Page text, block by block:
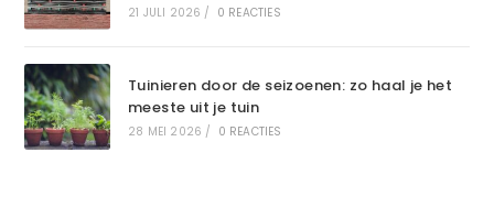
21 JULI 2026 / 0 REACTIES
Tuinieren door de seizoenen: zo haal je het
meeste uit je tuin
28 MEI 2026 / 0 REACTIES